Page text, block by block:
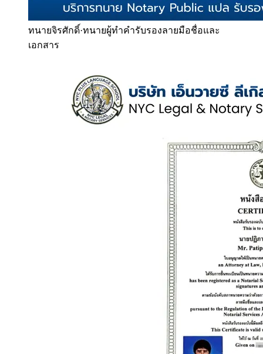
ทนายจิรศักดิ์·ทนายผู้ทำคำรับรองลายมือชื่อและ
เอกสาร